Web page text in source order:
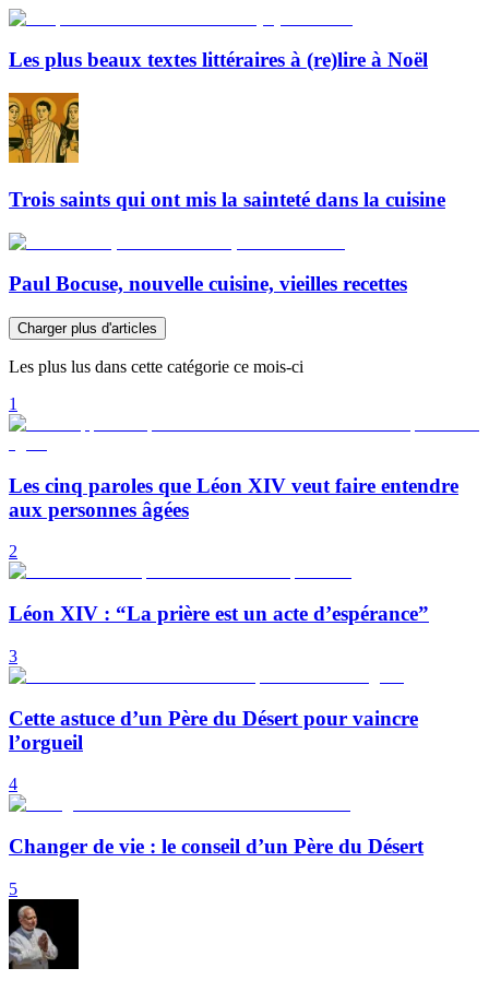
Les plus beaux textes littéraires à (re)lire à Noël
Trois saints qui ont mis la sainteté dans la cuisine
Paul Bocuse, nouvelle cuisine, vieilles recettes
Charger plus d'articles
Les plus lus dans cette catégorie ce mois-ci
1
Les cinq paroles que Léon XIV veut faire entendre
aux personnes âgées
2
Léon XIV : “La prière est un acte d’espérance”
3
Cette astuce d’un Père du Désert pour vaincre
l’orgueil
4
Changer de vie : le conseil d’un Père du Désert
5